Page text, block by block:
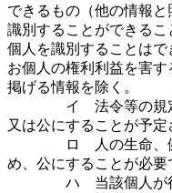
できるもの（他の情報
識別することができる
個人を識別することは
お個人の権利利益を害
掲げる情報を除く。
イ 法令等の規定に
又は公にすることが予定
ロ 人の生命、健康
め、公にすることが必
ハ 当該個人が役職